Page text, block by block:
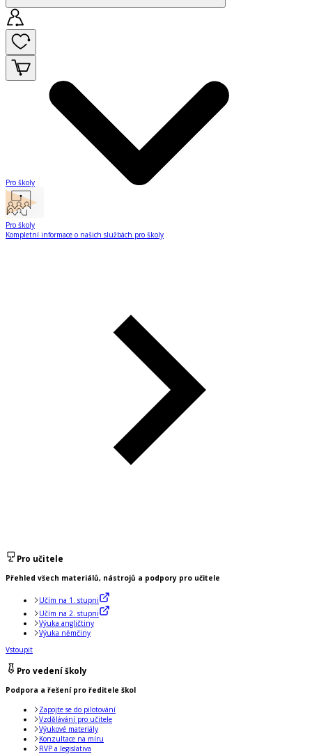
Pro školy
Pro školy
Kompletní informace o našich službách pro školy
Pro učitele
Přehled všech materiálů, nástrojů a podpory pro učitele
Učím na 1. stupni
Učím na 2. stupni
Výuka angličtiny
Výuka němčiny
Vstoupit
Pro vedení školy
Podpora a řešení pro ředitele škol
Zapojte se do pilotování
Vzdělávání pro učitele
Výukové materiály
Konzultace na míru
RVP a legislativa